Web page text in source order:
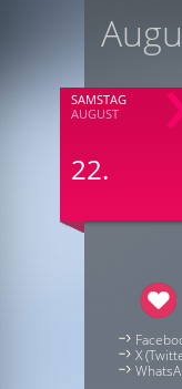
SAMSTAG
AUGUST
22.
X